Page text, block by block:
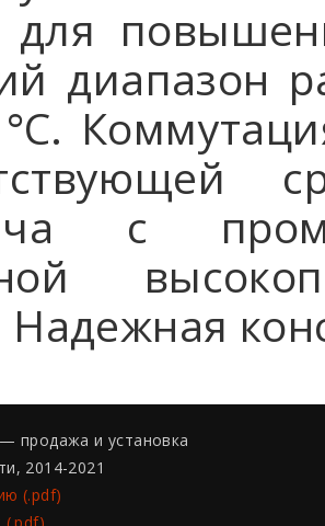
для
диапазон
с
Надежная
продажа и установка
2014-2021
(.pdf)